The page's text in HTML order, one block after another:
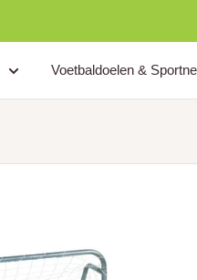
Voetbaldoelen &